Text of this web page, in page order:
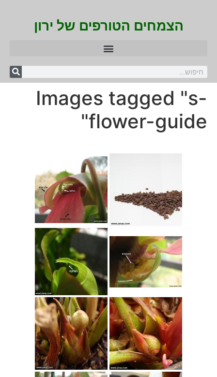
הצמחים הטורפים של ירון
Images tagged "s-
flower-guide"